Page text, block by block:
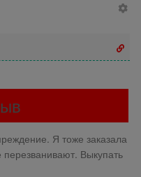
Я тоже заказала
Выкупать